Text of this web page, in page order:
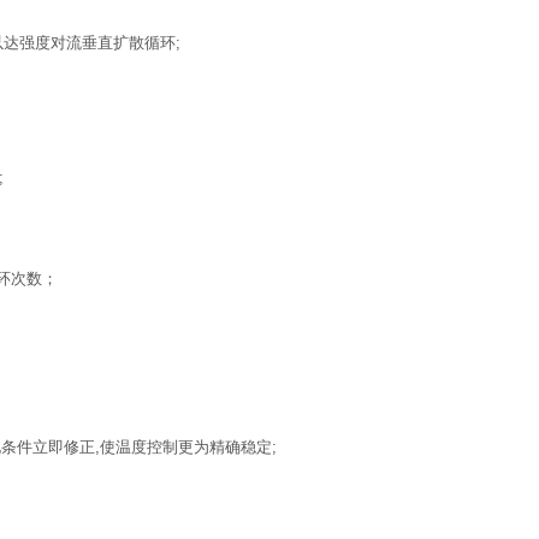
强度对流垂直扩散循环;
次数；
件立即修正,使温度控制更为精确稳定;